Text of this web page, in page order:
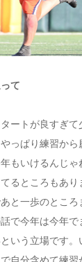
て
ートが良すぎて
っぱり練習から
もいけるんじゃ
るところもあ
と一歩のところ
で今年は今年
いう立場です